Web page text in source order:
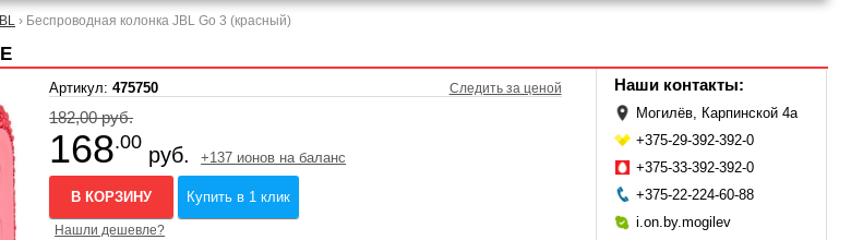
› Беспроводная колонка JBL Go 3 (красный)
Артикул:475750 Следить за ценой
182,00 руб.
168.00
руб. +137 ионов на баланс
В КОРЗИНУ Купить в 1 клик
Нашли дешевле?
Наши контакты:
Могилёв, Карпинской 4а
+375-29-392-392-0
+375-33-392-392-0
+375-22-224-60-88
i.on.by.mogilev